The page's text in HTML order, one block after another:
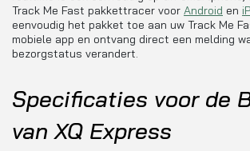
Track Me Fast pakkettracer voor Android en
eenvoudig het pakket toe aan uw Track Me
mobiele app en ontvang direct een melding
bezorgstatus verandert.
Specificaties voor de
van XQ Express